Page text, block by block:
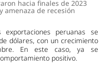
hacia finales de 2023
amenaza de recesión
peruanas se
dólares, con un crecimiento
En este caso, ya se
positivo.